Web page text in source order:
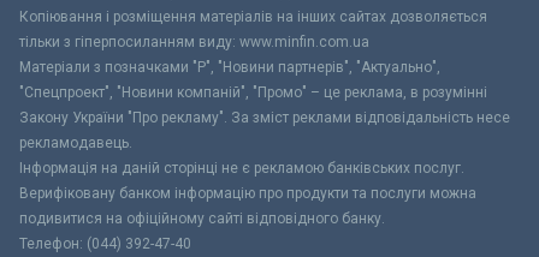
Копіювання і розміщення матеріалів на інших сайтах дозволяється
тільки з гіперпосиланням виду: www.minfin.com.ua
Матеріали з позначками "Р", "Новини партнерів", "Актуально",
"Спецпроект", "Новини компаній", "Промо" – це реклама, в розумінні
Закону України "Про рекламу". За зміст реклами відповідальність несе
рекламодавець.
Інформація на даній сторінці не є рекламою банківських послуг.
Верифіковану банком інформацію про продукти та послуги можна
подивитися на офіційному сайті відповідного банку.
Телефон: (044) 392-47-40